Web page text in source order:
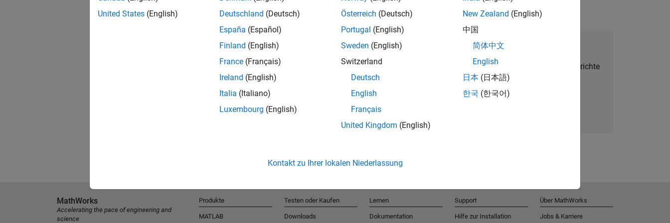
Talent Network beitreten
Erhalten Sie personalisierte Stellenangebote, Berichte
und Unternehmensneuigkeiten.
United States (English)
Deutschland (Deutsch)
España (Español)
Finland (English)
France (Français)
Ireland (English)
Italia (Italiano)
Luxembourg (English)
Österreich (Deutsch)
Portugal (English)
Sweden (English)
Switzerland
Deutsch
English
Français
United Kingdom (English)
New Zealand (English)
中国
简体中文
English
日本 (日本語)
한국 (한국어)
Kontakt zu Ihrer lokalen Niederlassung
MathWorks
Accelerating the pace of engineering and
science
Produkte
MATLAB
Testen oder Kaufen
Downloads
Lernen
Dokumentation
Support
Hilfe zur Installation
Über MathWorks
Jobs & Karriere